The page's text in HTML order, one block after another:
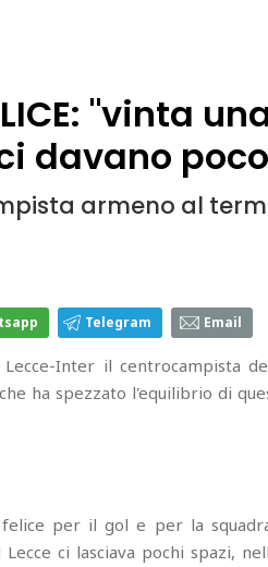
"vinta
davano
armeno al
Telegram Email
Inter il centrocampista
ha spezzato l'equilibrio di
felice per il gol e per la
ci lasciava pochi spazi,